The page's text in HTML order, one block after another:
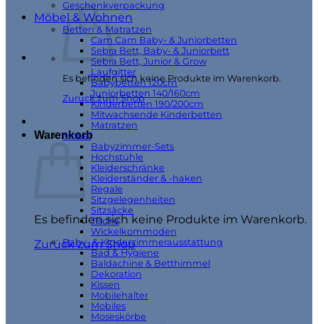
Es befinden sich keine Produkte im Warenkorb.
Zurück zum Shop
Warenkorb
Es befinden sich keine Produkte im Warenkorb.
Zurück zum Shop
Geschenkverpackung
Möbel & Wohnen
Betten & Matratzen
Cam Cam Baby- & Juniorbetten
Sebra Bett, Baby- & Juniorbett
Sebra Bett, Junior & Grow
Laufgitter
Babybetten 120cm
Juniorbetten 140/160cm
Kinderbetten 190/200cm
Mitwachsende Kinderbetten
Matratzen
Möbel
Babyzimmer-Sets
Hochstühle
Kleiderschränke
Kleiderständer & -haken
Regale
Sitzgelegenheiten
Sitzsäcke
Tische
Wickelkommoden
Baby- & Kinderzimmerausstattung
Bad & Hygiene
Baldachine & Betthimmel
Dekoration
Kissen
Mobilehalter
Mobiles
Moseskörbe